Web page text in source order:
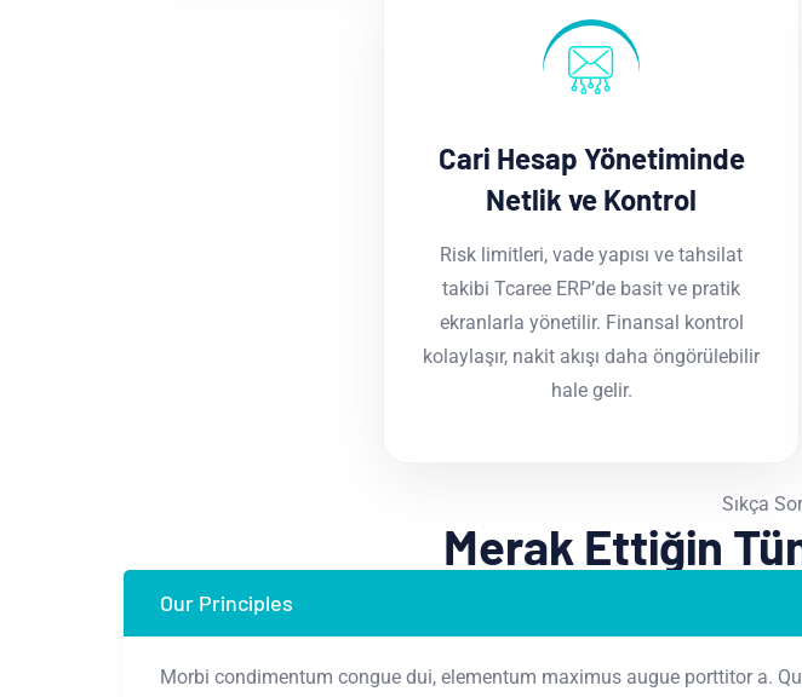
Cari Hesap Yönetiminde
Netlik ve Kontrol
Risk limitleri, vade yapısı ve tahsilat
takibi Tcaree ERP’de basit ve pratik
ekranlarla yönetilir. Finansal kontrol
kolaylaşır, nakit akışı daha öngörülebilir
hale gelir.
Sıkça
Merak Ettiğin
Our Principles
Morbi condimentum congue dui, elementum maximus augue porttitor a.